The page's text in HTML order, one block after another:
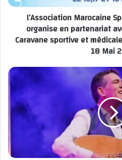
– Coordination : +212 656 370 261
– Partenariats : +212 663 503 121
–
défi médico-social à
l’Association Marocaine
organise en partenariat
Caravane sportive et
18 Mai